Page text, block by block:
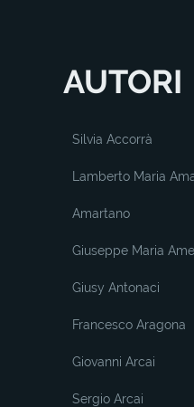
AUTORI
Silvia Accorrà
Lamberto Maria
Amartano
Giuseppe Maria
Giusy Antonaci
Francesco Aragona
Giovanni Arcai
Sergio Arcai